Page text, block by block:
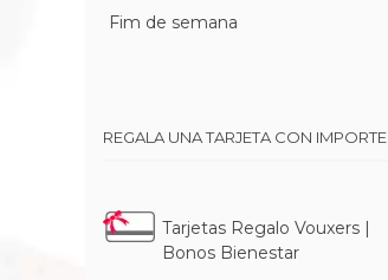
Fim de semana
REGALA UNA TARJETA CON IMPORTE
Tarjetas Regalo Vouxers |
Bonos Bienestar